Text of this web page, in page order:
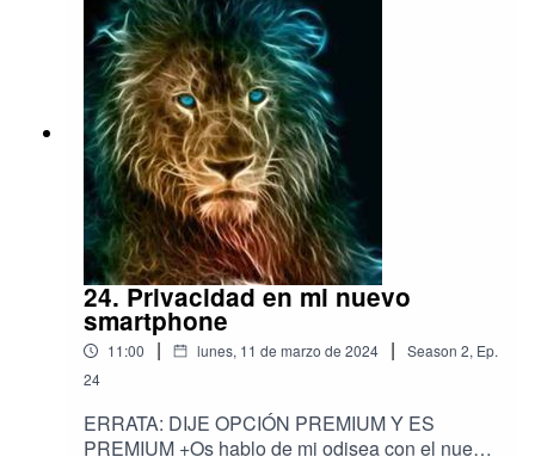
24. Privacidad en mi nuevo
smartphone
11:00 | lunes, 11 de marzo de 2024 | Season 2, Ep.
24
ERRATA: DIJE OPCIÓN PREMIUM Y ES
PREMIUM +Os hablo de mi odisea con el nuevo